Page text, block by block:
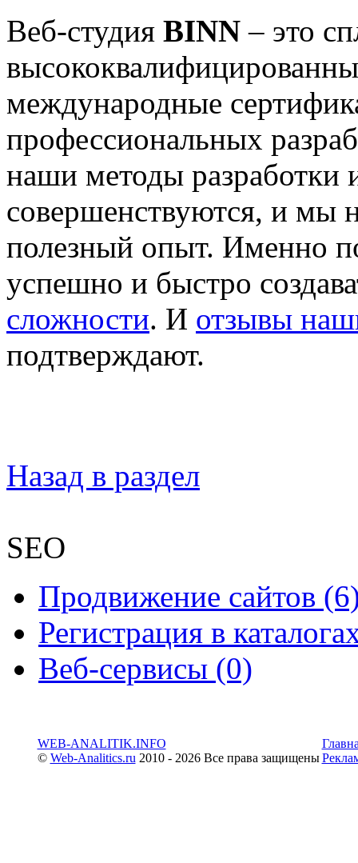
Веб-студия BINN – это
международные
профессиональных
наши методы разработки
совершенствуются, и мы
полезный опыт. Именно
успешно и быстро
сложности. И отзывы
подтверждают.
Назад в раздел
SEO
Продвижение сайтов
Регистрация в
Веб-сервисы (0)
WEB-ANALITIK.INFO
© Web-Analitics.ru 2010 - 2026 Все права защищены